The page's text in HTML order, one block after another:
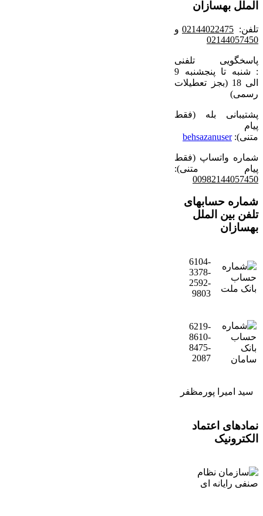
الملل بهسازان
تلفن:02144022475 و
02144057450
پاسخگویی تلفنی
:
شنبه تا پنجشنبه 9
الی 18 (بجز تعطیلات
رسمی)
پشتیبانی بله (فقط
پیام
متنی):behsazanuser
شماره واتساپ (فقط
پیام متنی):
00982144057450
شماره حسابهای
تلفن بین الملل
بهسازان
6104-
3378-
2592-
9803
6219-
8610-
8475-
2087
سید امیرا پورمظفر
نمادهای اعتماد
الکترونیک